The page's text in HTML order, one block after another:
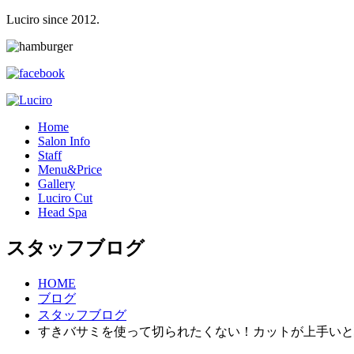
Luciro since 2012.
Home
Salon Info
Staff
Menu&Price
Gallery
Luciro Cut
Head Spa
スタッフブログ
HOME
ブログ
スタッフブログ
すきバサミを使って切られたくない！カットが上手い